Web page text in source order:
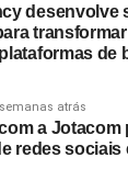
site do
desenvolve
de
atrás
a Jotacom
redes sociais